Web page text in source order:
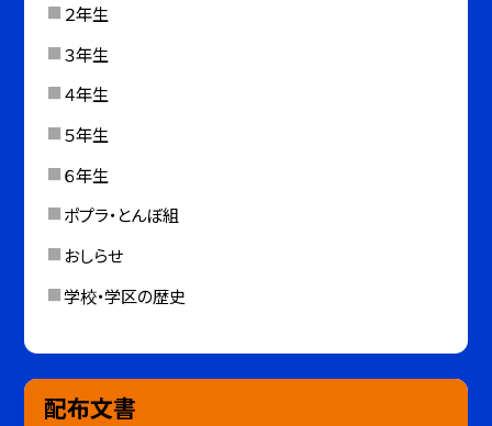
２年生
３年生
４年生
５年生
６年生
ポプラ・とんぼ組
おしらせ
学校・学区の歴史
配布文書